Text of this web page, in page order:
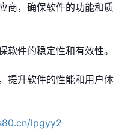
商，确保软件的功能和质
软件的稳定性和有效性。
提升软件的性能和用户体
lpgyy2